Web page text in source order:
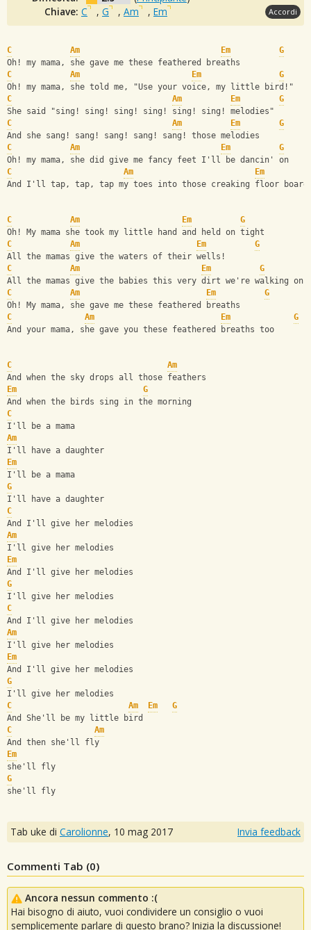
Chiave: C , G , Am , Em Accordi
C Am Em
G
Oh! my mama, she gave me these feathered breaths
C
Am Em
G
Oh! my mama, she told me, "Use your voice, my little bird!"
C
Am Em
G
She said "sing! sing! sing! sing! sing! sing! melodies"
C
Am Em
G
And she sang! sang! sang! sang! sang! those melodies
C
Am Em
G
Oh! my mama, she did give me fancy feet I'll be dancin' on
C
Am Em
And I'll tap, tap, tap my toes into those creaking floor
C Am Em
G
Oh! My mama she took my little hand and held on tight
C
Am Em
G
All the mamas give the waters of their wells!
C
Am Em
G
All the mamas give the babies this very dirt we're walking on
C
Am Em
G
Oh! My mama, she gave me these feathered breaths
C
Am Em
G
And your mama, she gave you these feathered breaths too
C
Am
And when the sky drops all those feathers
Em
G
And when the birds sing in the morning
C
I'll be a mama
Am
I'll have a daughter
Em
I'll be a mama
G
I'll have a daughter
C
And I'll give her melodies
Am
I'll give her melodies
Em
And I'll give her melodies
G
I'll give her melodies
C
And I'll give her melodies
Am
I'll give her melodies
Em
And I'll give her melodies
G
I'll give her melodies
C
Am Em
G
And She'll be my little bird
C
Am
And then she'll fly
Em
she'll fly
G
she'll fly
Tab uke di Carolionne, 10 mag 2017 Invia feedback
Commenti Tab (0)
Ancora nessun commento :(
Hai bisogno di aiuto, vuoi condividere un consiglio o vuoi
semplicemente parlare di questo brano? Inizia la discussione!